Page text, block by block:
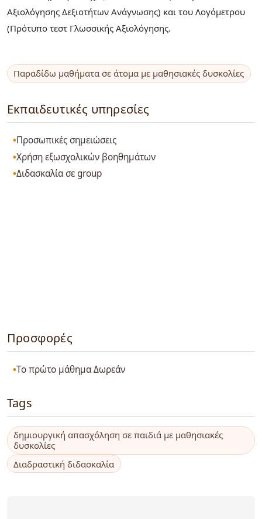
Αξιολόγησης Δεξιοτήτων Ανάγνωσης) και του Λογόμετρου
(Πρότυπο τεστ Γλωσσικής Αξιολόγησης.
Παραδίδω μαθήματα σε άτομα με μαθησιακές δυσκολίες
Εκπαιδευτικές υπηρεσίες
Προσωπικές σημειώσεις
Χρήση εξωσχολικών βοηθημάτων
Διδασκαλία σε group
Προσφορές
Το πρώτο μάθημα Δωρεάν
Tags
δημιουργική απασχόληση σε παιδιά με μαθησιακές
δυσκολίες
Διαδραστική διδασκαλία